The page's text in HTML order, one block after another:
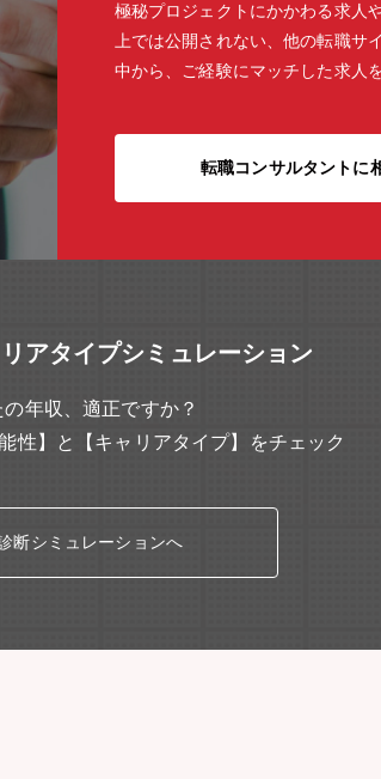
極秘プロジェクトにかかわる求人
上では公開されない、他の転職サ
中から、ご経験にマッチした求人
転職コンサルタントに
アタイプシミュレーション
の年収、適正ですか？
性】と【キャリアタイプ】をチェック
断シミュレーションへ